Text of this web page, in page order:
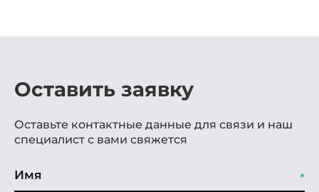
Оставить заявку
Оставьте контактные данные для связи и наш
специалист с вами свяжется